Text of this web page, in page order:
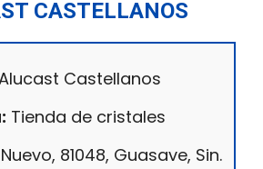
CASTELLANOS
Castellanos
Tienda de cristales
Nuevo, 81048, Guasave, Sin.